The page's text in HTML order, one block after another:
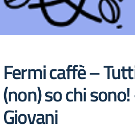
Fermi caffè –
(non) so chi
Giovani